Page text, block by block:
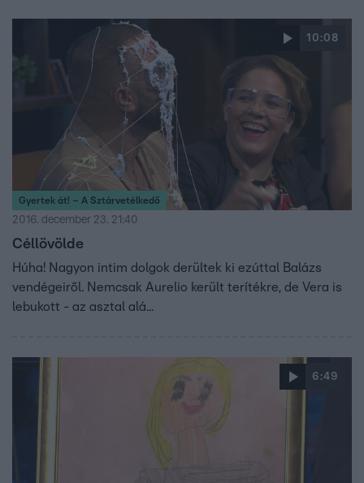
10:08
Gyertek át! – A Sztárvetélkedő
2016. december 23. 21:40
Céllövölde
Húha! Nagyon intim dolgok derültek ki ezúttal Balázs
vendégeiről. Nemcsak Aurelio került terítékre, de Vera is
lebukott - az asztal alá...
6:49